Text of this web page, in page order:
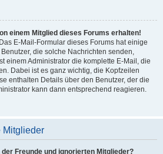
einem Mitglied dieses Forums erhalten!
E-Mail-Formular dieses Forums hat einige
die solche Nachrichten senden,
einem Administrator die komplette E-Mail, die
Dabei ist es ganz wichtig, die Kopfzeilen
enthalten Details über den Benutzer, der die
kann dann entsprechend reagieren.
Mitglieder
Freunde und ignorierten Mitglieder?